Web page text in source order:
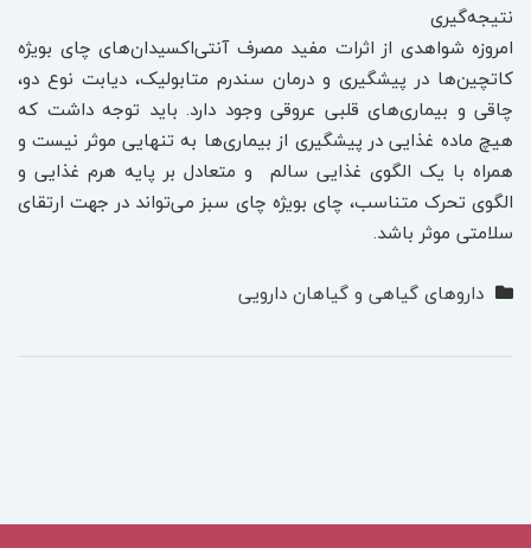
نتیجه‌گیری
امروزه شواهدی از اثرات مفید مصرف آنتی‌اکسیدان‌های چای بویژه
کاتچین‌ها در پیشگیری و درمان سندرم متابولیک، دیابت نوع دو،
چاقی و بیماری‌های قلبی عروقی وجود دارد. باید توجه داشت که
هیچ ماده غذایی در پیشگیری از بیماری‌ها به تنهایی موثر نیست و
همراه با یک الگوی غذایی سالم و متعادل بر پایه هرم غذایی و
الگوی تحرک متناسب، چای بویژه چای سبز می‌تواند در جهت ارتقای
سلامتی موثر باشد.
داروهای گیاهی و گیاهان دارویی